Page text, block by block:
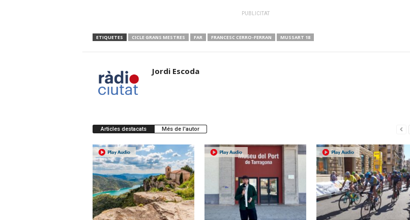
PUBLICITAT
ETIQUETES CICLE GRANS MESTRES FAR FRANCESC CERRO-FERRAN MUSSART 18
Jordi Escoda
Articles destacats Més de l'autor